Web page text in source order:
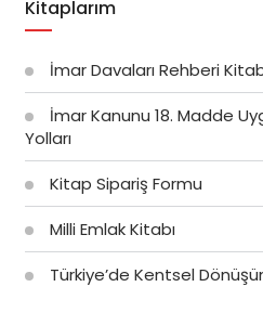
Kitaplarım
İmar Davaları Rehberi
İmar Kanunu 18. Madde
Yolları
Kitap Sipariş Formu
Milli Emlak Kitabı
Türkiye’de Kentsel